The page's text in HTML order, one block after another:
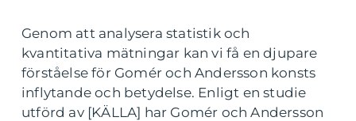
Genom att analysera statistik och
kvantitativa mätningar kan vi få en djupare
förståelse för Gomér och Andersson konsts
inflytande och betydelse. Enligt en studie
utförd av [KÄLLA] har Gomér och Andersson